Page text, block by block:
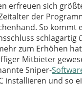
erfreuen sich
der
So kommt
schlagartig
zum Erhöhen
Mitbieter
Sniper-
installieren und so